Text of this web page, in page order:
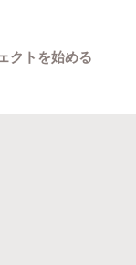
クトを始める